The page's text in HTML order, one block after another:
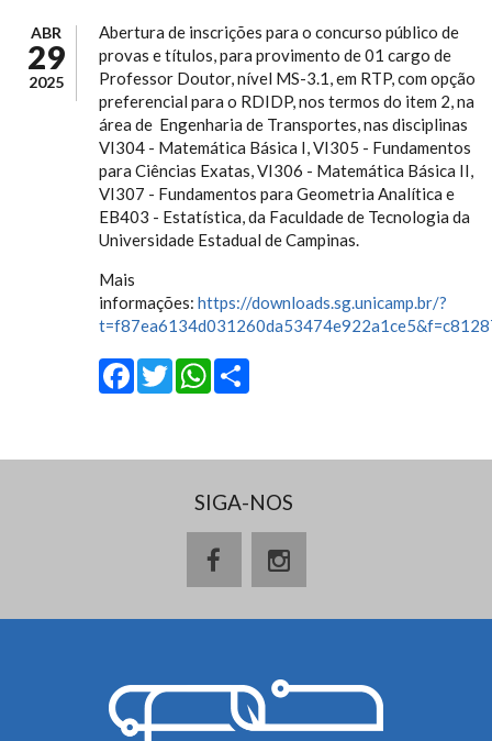
ABR
29
2025
Abertura de inscrições para o concurso público de
provas e títulos, para provimento de 01 cargo de
Professor Doutor, nível MS-3.1, em RTP, com opção
preferencial para o RDIDP, nos termos do item 2, na
área de Engenharia de Transportes, nas disciplinas
VI304 - Matemática Básica I, VI305 - Fundamentos
para Ciências Exatas, VI306 - Matemática Básica II,
VI307 - Fundamentos para Geometria Analítica e
EB403 - Estatística, da Faculdade de Tecnologia da
Universidade Estadual de Campinas.
Mais
informações: https://downloads.sg.unicamp.br/?
Facebook
Twitter
WhatsApp
SIGA-NOS